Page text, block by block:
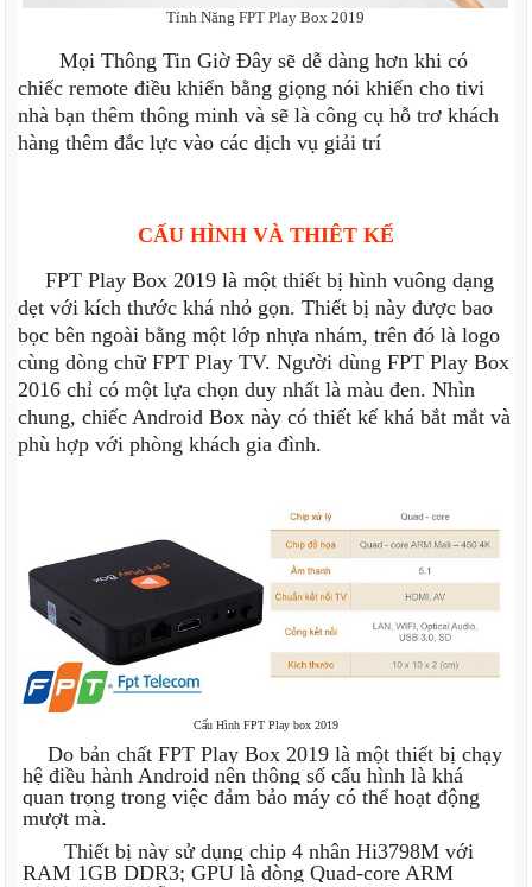
Tính Năng FPT Play Box 2019
Mọi Thông Tin Giờ Đây sẽ dễ dàng hơn khi có
chiếc remote điều khiển bằng giọng nói khiến cho tivi
nhà bạn thêm thông minh và sẽ là công cụ hỗ trơ khách
hàng thêm đắc lực vào các dịch vụ giải trí
CẤU HÌNH VÀ THIÊT KẾ
FPT Play Box 2019 là một thiết bị hình vuông dạng
dẹt với kích thước khá nhỏ gọn. Thiết bị này được bao
bọc bên ngoài bằng một lớp nhựa nhám, trên đó là logo
cùng dòng chữ FPT Play TV. Người dùng FPT Play Box
2016 chỉ có một lựa chọn duy nhất là màu đen. Nhìn
chung, chiếc Android Box này có thiết kế khá bắt mắt và
phù hợp với phòng khách gia đình.
Cấu Hình FPT Play box 2019
Do bản chất FPT Play Box 2019 là một thiết bị chạy
hệ điều hành Android nên thông số cấu hình là khá
quan trọng trong việc đảm bảo máy có thể hoạt động
mượt mà.
Thiết bị này sử dụng chip 4 nhân Hi3798M với
RAM 1GB DDR3; GPU là dòng Quad-core ARM